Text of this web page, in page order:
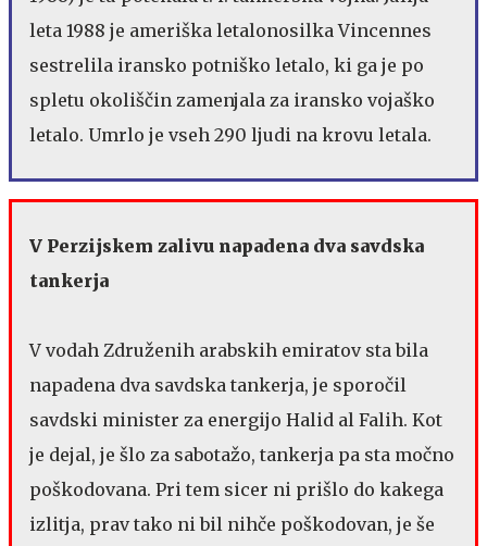
leta 1988 je ameriška letalonosilka Vincennes
sestrelila iransko potniško letalo, ki ga je po
spletu okoliščin zamenjala za iransko vojaško
letalo. Umrlo je vseh 290 ljudi na krovu letala.
V Perzijskem zalivu napadena dva savdska
tankerja
V vodah Združenih arabskih emiratov sta bila
napadena dva savdska tankerja, je sporočil
savdski minister za energijo Halid al Falih. Kot
je dejal, je šlo za sabotažo, tankerja pa sta močno
poškodovana. Pri tem sicer ni prišlo do kakega
izlitja, prav tako ni bil nihče poškodovan, je še